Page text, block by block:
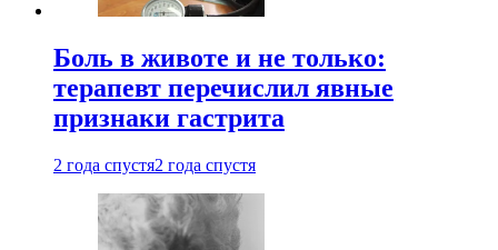
Боль в животе и не только:
терапевт перечислил явные
признаки гастрита
2 года спустя2 года спустя